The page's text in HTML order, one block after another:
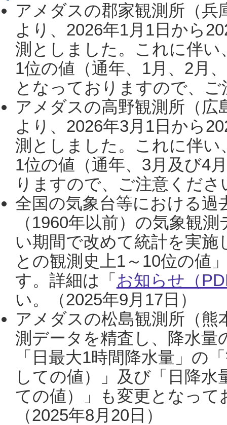
アメダスの郡家観測所（
より、2026年1月1日から
測としました。これに伴い
1位の値（通年、1月、2月
となっておりますので、
アメダスの高野観測所（
より、2026年3月1日から
測としました。これに伴い
1位の値（通年、3月及び4
りますので、ご注意くだ
全国の気象台等における過
（1960年以前）の気象観
い期間で改めて統計を実
との観測史上1～10位の値
す。詳細は「 お知らせ（
い。（2025年9月17日）
アメダスの松島観測所（熊
測データを精査し、降水
「日最大1時間降水量」の
しての値）」及び「日降
ての値）」も変更となっ
（2025年8月20日）